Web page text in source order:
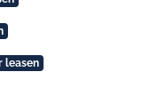
leasen